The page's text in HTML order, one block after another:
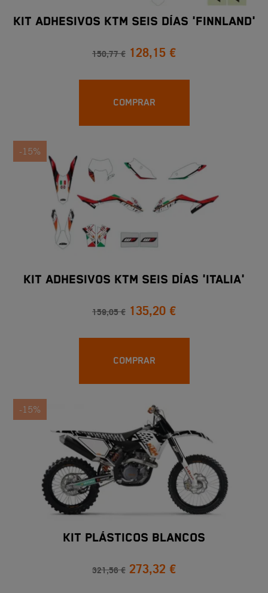
KIT ADHESIVOS KTM SEIS DÍAS 'FINNLAND'
150,77 € 128,15 €
COMPRAR
-15%
KIT ADHESIVOS KTM SEIS DÍAS 'ITALIA'
159,05 € 135,20 €
COMPRAR
-15%
KIT PLÁSTICOS BLANCOS
321,56 € 273,32 €